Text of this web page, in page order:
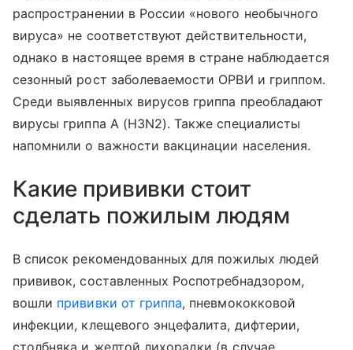
распространении в России «нового необычного
вируса» не соответствуют действительности,
однако в настоящее время в стране наблюдается
сезонный рост заболеваемости ОРВИ и гриппом.
Среди выявленных вирусов гриппа преобладают
вирусы гриппа A (H3N2). Также специалисты
напомнили о важности вакцинации населения.
Какие прививки стоит
сделать пожилым людям
В список рекомендованных для пожилых людей
прививок, составленных Роспотребнадзором,
вошли прививки от гриппа, пневмококковой
инфекции, клещевого энцефалита, дифтерии,
столбняка и желтой лихорадки (в случае